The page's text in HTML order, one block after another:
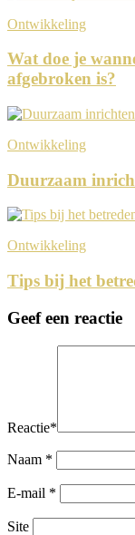
Ontwikkeling
Wat doe je
afgebroken is?
Ontwikkeling
Duurzaam
Ontwikkeling
Tips bij het
Geef een reactie
Reactie*
Naam *
E-mail *
Site